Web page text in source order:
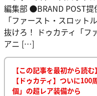
編集部 ●BRAND POST提
「ファースト・スロット
抜けろ！ ドゥカティ「フ
アニ […]
【この記事を最初から読む】
【ドゥカティ】ついに
個」の超レア装備から